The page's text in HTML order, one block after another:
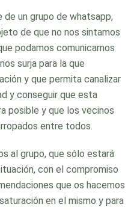
un grupo de whatsapp,
de que no nos sintamos
podamos comunicarnos
surja para la que
y que permita canalizar
y conseguir que esta
posible y que los vecinos
entre todos.
al grupo, que sólo estará
con el compromiso
que os hacemos
en el mismo y para